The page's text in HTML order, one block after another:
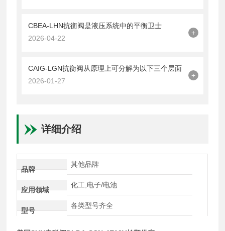
CBEA-LHN抗衡阀是液压系统中的平衡卫士
2026-04-22
+
CAIG-LGN抗衡阀从原理上可分解为以下三个层面
2026-01-27
+
详细介绍
品牌
其他品牌
应用领域
化工,电子/电池
型号
各类型号齐全